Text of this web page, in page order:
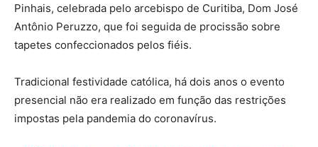
Pinhais, celebrada pelo arcebispo de Curitiba, Dom José
Antônio Peruzzo, que foi seguida de procissão sobre
tapetes confeccionados pelos fiéis.
Tradicional festividade católica, há dois anos o evento
presencial não era realizado em função das restrições
impostas pela pandemia do coronavírus.